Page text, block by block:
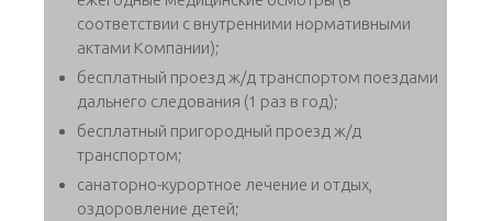
соответствии с внутренними нормативными
актами Компании);
бесплатный проезд ж/д транспортом поездами
дальнего следования (1 раз в год);
бесплатный пригородный проезд ж/д
транспортом;
санаторно-курортное лечение и отдых,
оздоровление детей;